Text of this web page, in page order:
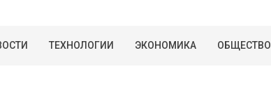
ТЕХНОЛОГИИ ЭКОНОМИКА ОБЩЕСТВО